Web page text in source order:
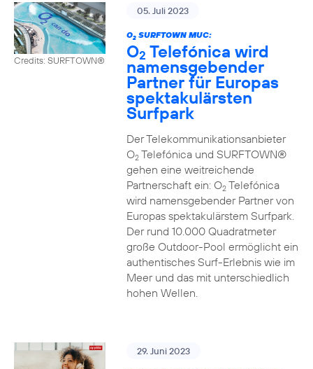
Credits: SURFTOWN®
05. Juli 2023
O2SURFTOWN MUC:
O2 Telefónica wird
namensgebender
Partner für Europas
spektakulärsten
Surfpark
Der Telekommunikationsanbieter
O2Telefónica und SURFTOWN®
gehen eine weitreichende
Partnerschaft ein: O2Telefónica
wird namensgebender Partner von
Europas spektakulärstem Surfpark.
Der rund 10.000 Quadratmeter
große Outdoor-Pool ermöglicht ein
authentisches Surf-Erlebnis wie im
Meer und das mit unterschiedlich
hohen Wellen.
29. Juni 2023